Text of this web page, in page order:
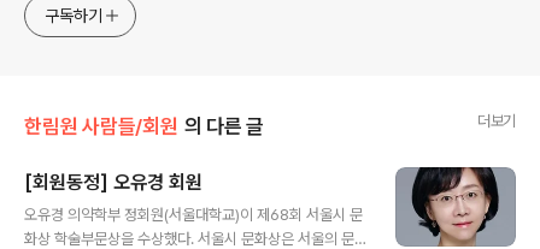
구독하기
한림원 사람들/회원 의 다른 글 더보기
[회원동정] 오유경 회원
오유경 의약학부 정회원(서울대학교)이 제68회 서울시 문
화상 학술부문상을 수상했다. 서울시 문화상은 서울의 문